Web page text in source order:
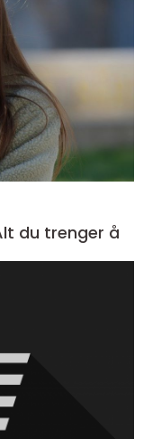
du trenger å